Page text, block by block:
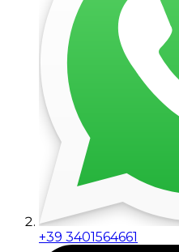
+39 3401564661